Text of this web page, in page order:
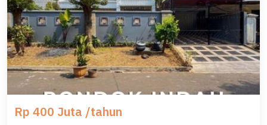
Rp 400 Juta /tahun